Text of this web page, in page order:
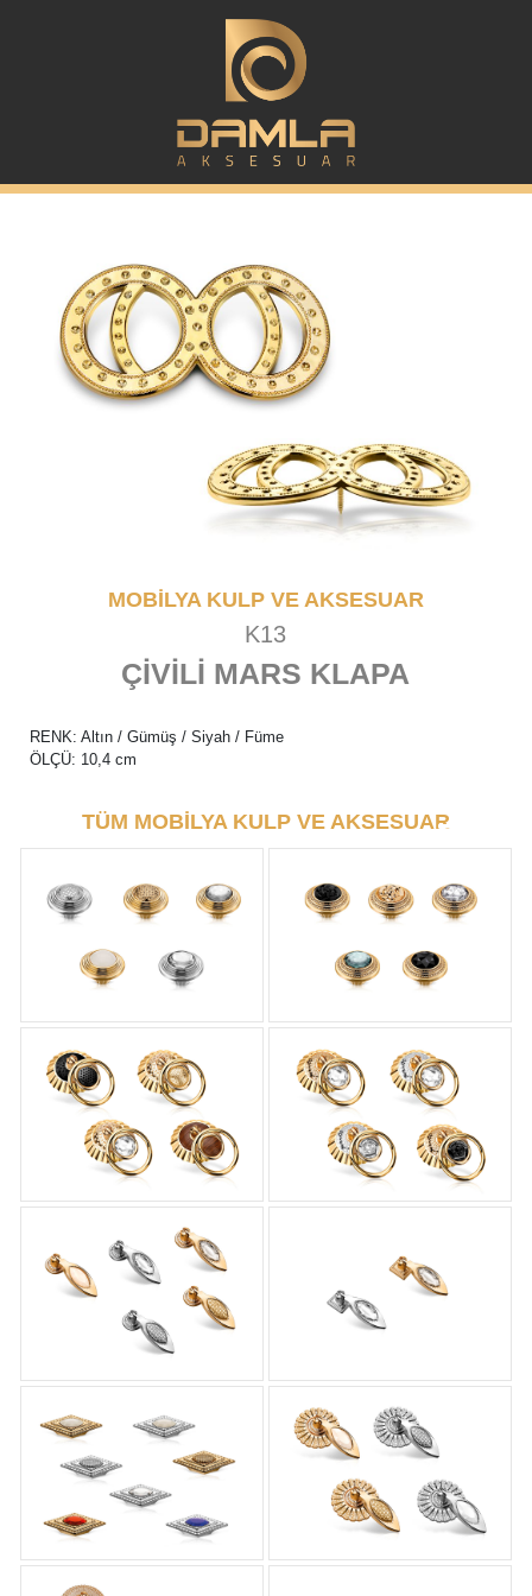
MOBİLYA KULP VE AKSESUAR
K13
ÇİVİLİ MARS KLAPA
RENK: Altın / Gümüş / Siyah / Füme
ÖLÇÜ: 10,4 cm
TÜM MOBİLYA KULP VE AKSESUAR